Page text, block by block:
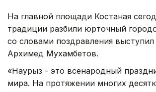
На главной площади Костаная
традиции разбили юрточный
со словами поздравления
Архимед Мухамбетов.
«Наурыз - это всенародный
мира. На протяжении многих